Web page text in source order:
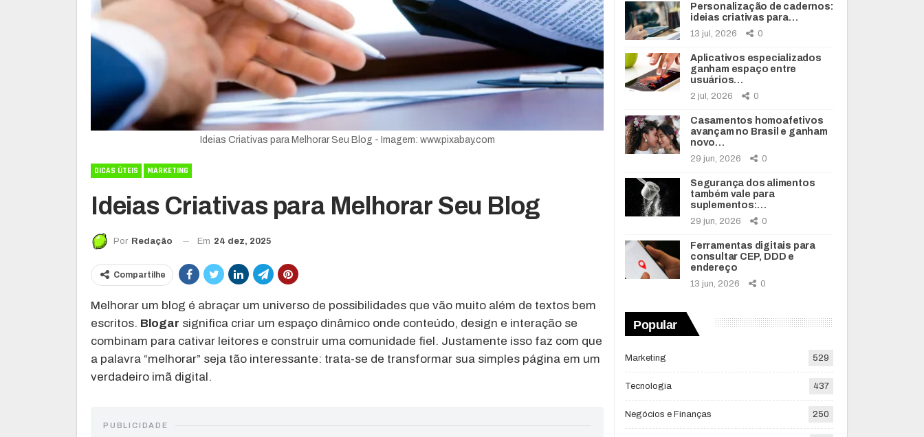
Ideias Criativas para Melhorar Seu Blog - Imagem: www.pixabay.com
DICAS ÚTEIS MARKETING
Ideias Criativas para Melhorar Seu Blog
Por Redação Em 24 dez, 2025
Compartilhe
Melhorar um blog é abraçar um universo de possibilidades que vão muito além de textos bem
escritos. Blogar significa criar um espaço dinâmico onde conteúdo, design e interação se
combinam para cativar leitores e construir uma comunidade fiel. Justamente isso faz com que
a palavra “melhorar” seja tão interessante: trata-se de transformar sua simples página em um
verdadeiro imã digital.
PUBLICIDADE
Personalização de cadernos:
ideias criativas para…
13 jul, 2026 0
Aplicativos especializados
ganham espaço entre
usuários…
2 jul, 2026 0
Casamentos homoafetivos
avançam no Brasil e ganham
novo…
29 jun, 2026 0
Segurança dos alimentos
também vale para
suplementos:…
29 jun, 2026 0
Ferramentas digitais para
consultar CEP, DDD e
endereço
13 jun, 2026 0
Popular
Marketing 529
Tecnologia 437
Negócios e Finanças 250